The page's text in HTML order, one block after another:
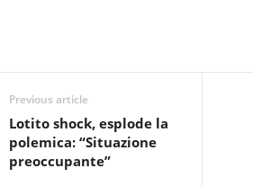
Previous article
Lotito shock, esplode la
polemica: “Situazione
preoccupante”